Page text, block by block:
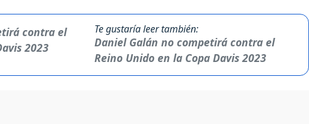
Te gustaría leer también:
Daniel Galán no competirá contra el
Reino Unido en la Copa Davis 2023